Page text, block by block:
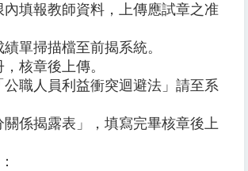
內填報教師資料，上傳應試章之准
單掃描檔至前揭系統。
核章後上傳。
公職人員利益衝突迴避法」請至系
關係揭露表」，填寫完畢核章後上